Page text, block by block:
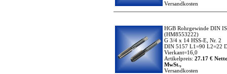
Versandkosten
HGB Rohrgewinde DIN
(HM8553222)
G 3/4 x 14 HSS-E, Nr. 2
DIN 5157 L1=90 L2=22
Vierkant=16,0
Artikelpreis: 27.17 €
MwSt.,
Versandkosten